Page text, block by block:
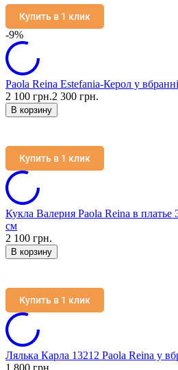
Купить в 1 клик
-9%
Paola Reina Estefania-Керол у
2 100 грн.2 300 грн.
В корзину
Купить в 1 клик
Кукла Валерия Paola Reina в
см
2 100 грн.
В корзину
Купить в 1 клик
Лялька Карла 13212 Paola Reina у
1 800 грн.